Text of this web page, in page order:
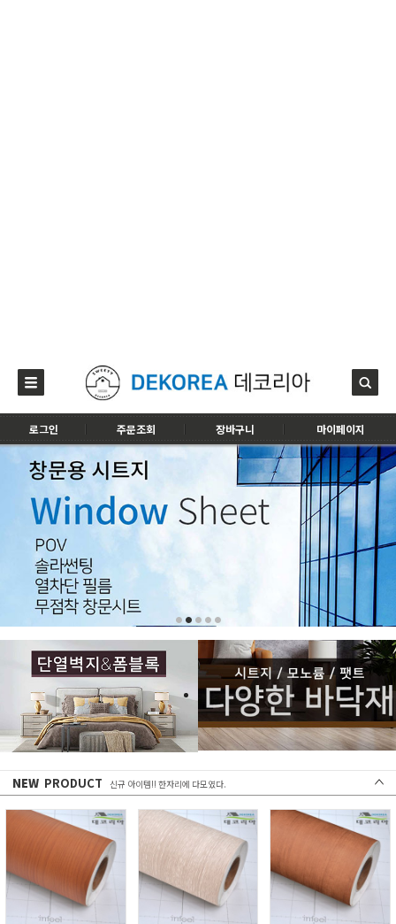
로그인 주문조회 장바구니 마이페이지
NEW PRODUCT 신규 아이템!! 한자리에 다모였다.